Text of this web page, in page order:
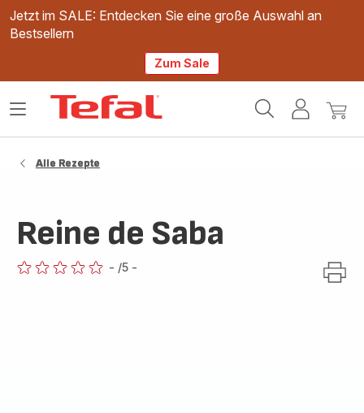
Jetzt im SALE: Entdecken Sie eine große Auswahl an
Bestsellern
Zum Sale
Mein
Mein
Das
Alle Rezepte
Reine de Saba
- /5 -